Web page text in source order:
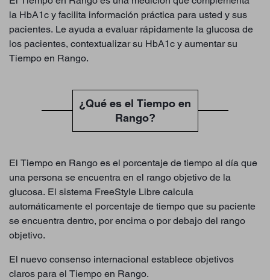
la HbA1c y facilita información práctica para usted y sus
pacientes. Le ayuda a evaluar rápidamente la glucosa de
los pacientes, contextualizar su HbA1c y aumentar su
Tiempo en Rango.
¿Qué es el Tiempo en
Rango?
El Tiempo en Rango es el porcentaje de tiempo al día que
una persona se encuentra en el rango objetivo de la
glucosa. El sistema FreeStyle Libre calcula
automáticamente el porcentaje de tiempo que su paciente
se encuentra dentro, por encima o por debajo del rango
objetivo.
El nuevo consenso internacional establece objetivos
claros para el Tiempo en Rango.